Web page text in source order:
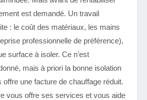
est demandé. Un travail
: le coût des matériaux, les mains
professionnelle de préférence),
surface à isoler. Ce n’est
mais à priori la bonne isolation
une facture de chauffage réduit.
vous offre ses services et vous aide